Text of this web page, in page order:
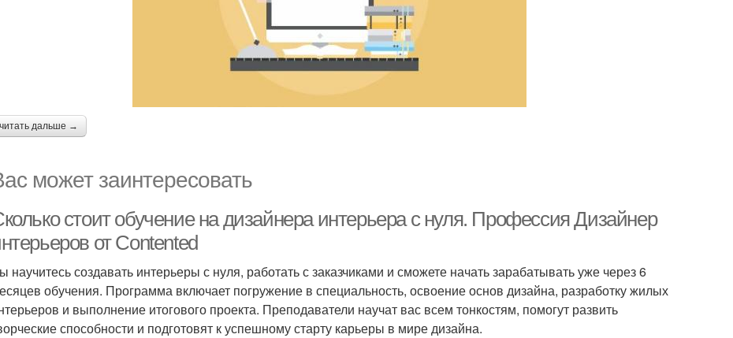
читать дальше →
может заинтересовать
стоит обучение на дизайнера интерьера с нуля. Профессия Дизайнер
от Contented
научитесь создавать интерьеры с нуля, работать с заказчиками и сможете начать зарабатывать уже через 6
обучения. Программа включает погружение в специальность, освоение основ дизайна, разработку жилых
и выполнение итогового проекта. Преподаватели научат вас всем тонкостям, помогут развить
способности и подготовят к успешному старту карьеры в мире дизайна.